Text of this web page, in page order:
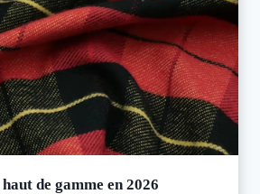
de gamme en 2026